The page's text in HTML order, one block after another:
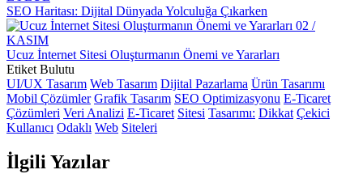
Oyun Performansı ve Tasarımında Dikkat Edilmesi Gerekenler
Responsive Web Tasarımı: Kullanıcı Deneyimini Maksimize Edin
Kayseri'de Hızlı Web Sitesi Kurulumu: Alesta Medya İle
Profesyonel Çözümler
Görsel İletişim Teknikleri ve Web Tasarım
SEO Uyumlu Web Tasarımında Dikkat Edilmesi Gerekenler
Kayseri Görsel Hiyerarşisi ve Web Tasarımı
SEO Haritası: Dijital Dünyada Yolculuğa Çıkarken
02 /
KASIM
Ucuz İnternet Sitesi Oluşturmanın Önemi ve Yararları
Etiket Bulutu
UI/UX Tasarım Web Tasarım Dijital Pazarlama Ürün Tasarımı
Mobil Çözümler Grafik Tasarım SEO Optimizasyonu E-Ticaret
Çözümleri Veri Analizi E-Ticaret Sitesi Tasarımı: Dikkat Çekici
Kullanıcı Odaklı Web Siteleri
İlgiliYazılar